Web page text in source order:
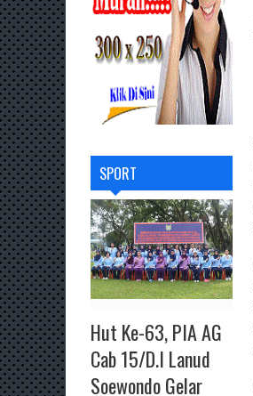
SPORT
Hut Ke-63, PIA AG
Cab 15/D.I Lanud
Soewondo Gelar